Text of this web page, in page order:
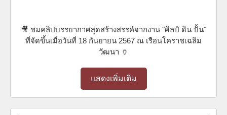
🎥 ชมคลิปบรรยากาศสุดสร้างสรรค์จากงาน "ศิลป์ ดิน ปั้น"
ที่จัดขึ้นเมื่อวันที่ 18 กันยายน 2567 ณ เรือนโคราชเฉลิม
วัฒนา 🏺
แสดงเพิ่มเติม